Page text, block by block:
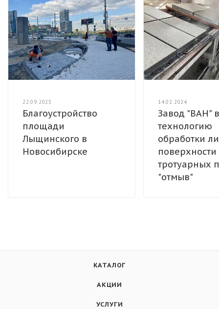
22.09.2025
Благоустройство
площади
Лыщинского в
Новосибирске
14.02.2024
Завод "ВАН"
технологию
обработки
поверхности
тротуарных
"отмыв"
КАТАЛОГ
АКЦИИ
УСЛУГИ